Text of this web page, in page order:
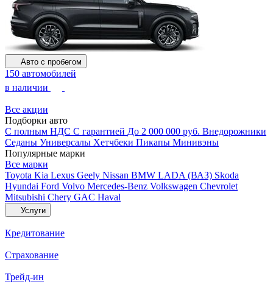
Авто с пробегом
150 автомобилей
в наличии
Все акции
Подборки авто
С полным НДС С гарантией До 2 000 000 руб. Внедорожники
Седаны Универсалы Хетчбеки Пикапы Минивэны
Популярные марки
Все марки
Toyota Kia Lexus Geely Nissan BMW LADA (ВАЗ) Skoda
Hyundai Ford Volvo Mercedes-Benz Volkswagen Chevrolet
Mitsubishi Chery GAC Haval
Услуги
Кредитование
Страхование
Трейд-ин